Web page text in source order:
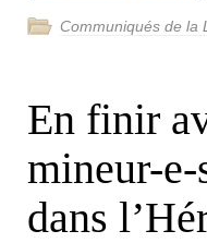
Communiqués de la
En finir
mineur-e-
dans